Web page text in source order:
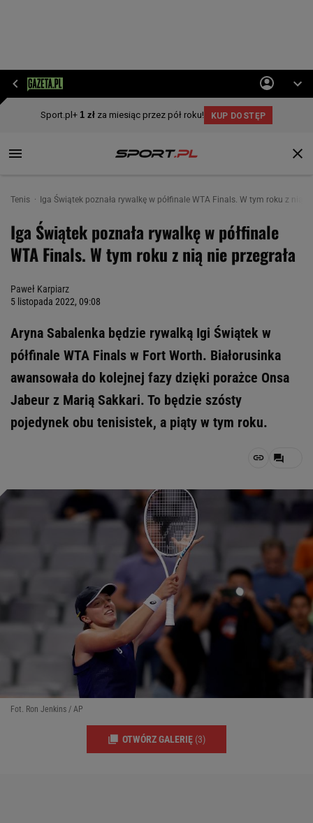
Tenis Iga Świątek poznała rywalkę w półfinale WTA Finals. W tym roku z nią
Iga Świątek poznała rywalkę w półfinale
WTA Finals. W tym roku z nią nie przegrała
Paweł Karpiarz
5 listopada 2022, 09:08
Aryna Sabalenka będzie rywalką Igi Świątek w
półfinale WTA Finals w Fort Worth. Białorusinka
awansowała do kolejnej fazy dzięki porażce Onsa
Jabeur z Marią Sakkari. To będzie szósty
pojedynek obu tenisistek, a piąty w tym roku.
Fot. Ron Jenkins / AP
OTWÓRZ GALERIĘ (3)